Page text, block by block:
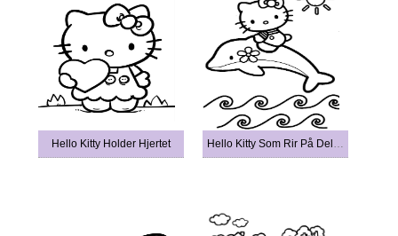
Hello Kitty Holder Hjertet Hello Kitty Som Rir På Delfin